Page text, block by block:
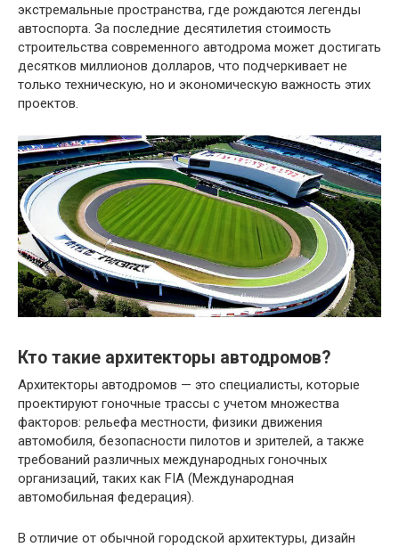
экстремальные пространства, где рождаются легенды
автоспорта. За последние десятилетия стоимость
строительства современного автодрома может достигать
десятков миллионов долларов, что подчеркивает не
только техническую, но и экономическую важность этих
проектов.
Кто такие архитекторы автодромов?
Архитекторы автодромов — это специалисты, которые
проектируют гоночные трассы с учетом множества
факторов: рельефа местности, физики движения
автомобиля, безопасности пилотов и зрителей, а также
требований различных международных гоночных
организаций, таких как FIA (Международная
автомобильная федерация).
В отличие от обычной городской архитектуры, дизайн